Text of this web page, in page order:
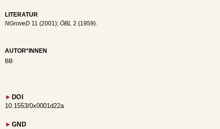
LITERATUR
NGroveD 11 (2001); ÖBL 2 (1959).
AUTOR*INNEN
BB
► DOI
10.1553/0x0001d22a
► GND